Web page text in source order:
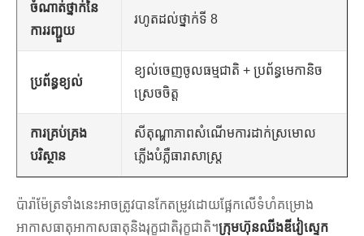
ចំណាត់ថ្នាក់នៃ
ការរញ្ជួយ
រហូតដល់ថ្នាក់ទី 8
ប្រព័ន្ធខ្យល់
ខ្យល់ចេញចូលធម្មជាតិ + ប្រព័ន្ធមេកានិច
ស្រេចចិត្ត
ការគ្រប់គ្រង
បរិស្ថាន
សីតុណ្ហាភាពសំណើមការដាក់ស្រមោល
ភ្លើងបំភ្លឺធារាសាស្ត្រ
ប៉ារ៉ាម៉ែត្រទាំងនេះអាចត្រូវបានកែតម្រូវដោយផ្អែកលើទំហំគម្រោង
អាកាសធាតុអាកាសធាតុនិងរុក្ខជាតិរុក្ខជាតិ។ក្រុមហ៊ុនឈីងឌីវៀស្ទេក